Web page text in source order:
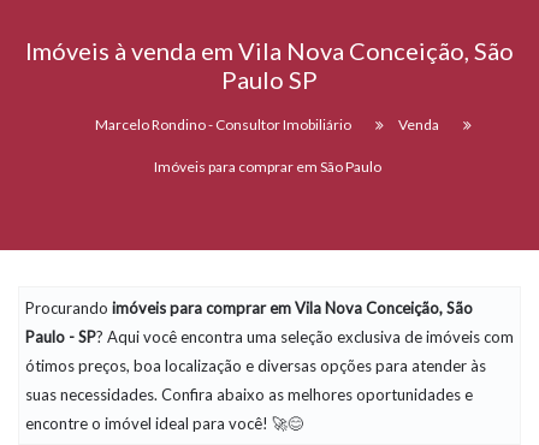
Imóveis à venda em Vila Nova Conceição, São
Paulo SP
Marcelo Rondino - Consultor Imobiliário Venda
Imóveis para comprar em São Paulo
Procurando imóveispara comprar em Vila Nova Conceição, São
Paulo - SP? Aqui você encontra uma seleção exclusiva de imóveis com
ótimos preços, boa localização e diversas opções para atender às
suas necessidades. Confira abaixo as melhores oportunidades e
encontre o imóvel ideal para você! 🚀😊